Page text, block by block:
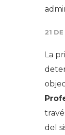
21
La
del